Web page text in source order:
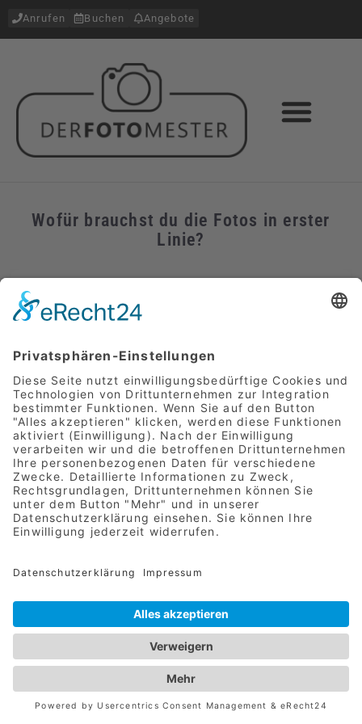
Anrufen Buchen Angebote
Wofür brauchst du die Fotos in erster
Linie?
Unternehmer oder Führungskraft
Für meine persönliche Marke und Sichtbarkeit
Ich bin mir noch nicht sicher
PROMOTION.DE
IMPRESSUM|DATENSCHUTZ